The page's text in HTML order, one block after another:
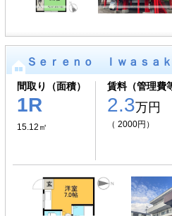
Ｓｅｒｅｎｏ Ｉｗａｓａ
間取り（面積）
1R
15.12㎡
賃料（管理費
2.3万円
（ 2000円）